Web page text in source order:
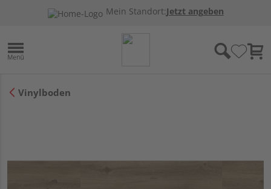
Mein Standort:Jetzt angeben
Vinylboden